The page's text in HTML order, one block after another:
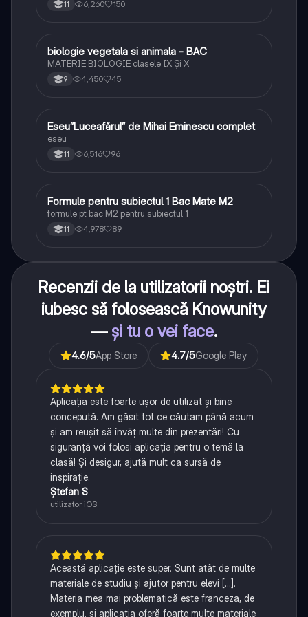
11 6,260 150
Biologie
biologie vegetala si animala - BAC
MATERIE BIOLOGIE clasele IX Şi X
9 4,450 45
Limba și literatura română
Eseu”Luceafărul” de Mihai Eminescu complet
eseu
11 6,516 96
Matematică
Formule pentru subiectul 1 Bac Mate M2
formule pt bac M2 pentru subiectul 1
11 4,978 89
Recenzii de la utilizatorii noștri. Ei
iubesc să folosească Knowunity
— și tu o vei face.
4.6/5App Store 4.7/5Google Play
Aplicația este foarte ușor de utilizat și bine
concepută. Am găsit tot ce căutam până acum
și am reușit să învăț multe din prezentări! Cu
siguranță voi folosi aplicația pentru o temă la
clasă! Și desigur, ajută mult ca sursă de
inspirație.
Ștefan S
utilizator iOS
Această aplicație este super. Sunt atât de multe
materiale de studiu și ajutor pentru elevi [...].
Materia mea mai problematică este franceza, de
exemplu, și aplicația oferă foarte multe materiale